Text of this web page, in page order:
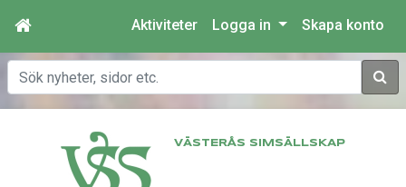
Aktiviteter Logga in Skapa konto
Sök
VÄSTERÅS SIMSÄLLSKAP